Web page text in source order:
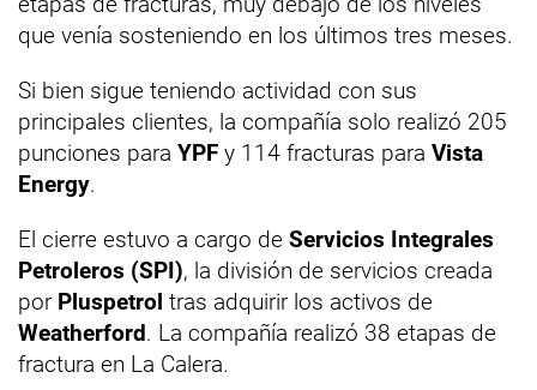
que venía sosteniendo en los últimos tres meses.
Si bien sigue teniendo actividad con sus
principales clientes, la compañía solo realizó 205
punciones para YPF y 114 fracturas para Vista
Energy.
El cierre estuvo a cargo de Servicios Integrales
Petroleros (SPI), la división de servicios creada
por Pluspetrol tras adquirir los activos de
Weatherford. La compañía realizó 38 etapas de
fractura en La Calera.